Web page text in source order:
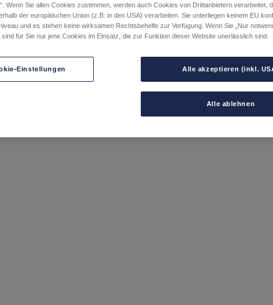
hier. Wenn du ein Zusatzpaket aktivieren möchtest, hast du
„Mein eety“ App aktivieren.
eingeben:
Wenn Sie allen Cookies zustimmen, werden auch Cookies von Drittanbietern verarbeitet,
der europäischen Union (z.B: in den USA) verarbeiten. Sie unterliegen keinem EU
und es stehen keine wirksamen Rechtsbehelfe zur Verfügung. Wenn Sie „Nur
sind für Sie nur jene Cookies im Einsatz, die zur Funktion dieser Website unerlässlich sind.
Alle ablehnen
Alle akzeptieren (inkl.
Einstellungen